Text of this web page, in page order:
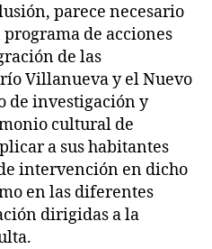
parece necesario
de acciones
de las
Villanueva y el Nuevo
de investigación y
cultural de
a sus habitantes
intervención en dicho
en las diferentes
dirigidas a la